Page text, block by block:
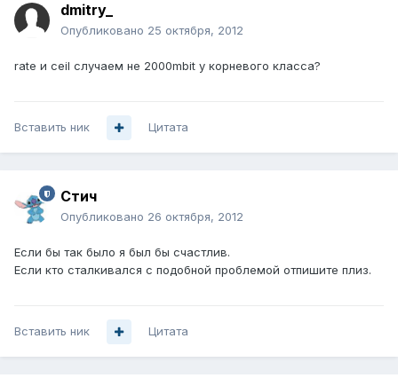
dmitry_
Опубликовано 25 октября, 2012
rate и ceil случаем не 2000mbit у корневого класса?
Вставить ник Цитата
Стич
Опубликовано 26 октября, 2012
Если бы так было я был бы счастлив.
Если кто сталкивался с подобной проблемой отпишите плиз.
Вставить ник Цитата